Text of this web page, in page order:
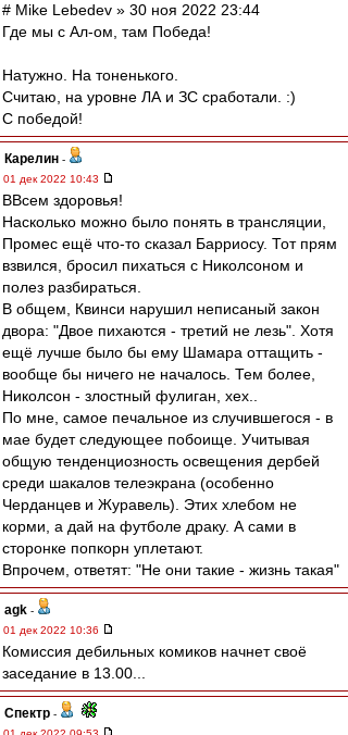
# Mike Lebedev » 30 ноя 2022 23:44
Где мы с Ал-ом, там Победа!
Натужно. На тоненького.
Считаю, на уровне ЛА и ЗС сработали. :)
С победой!
Карелин -
01 дек 2022 10:43
ВВсем здоровья!
Насколько можно было понять в трансляции,
Промес ещё что-то сказал Барриосу. Тот прям
взвился, бросил пихаться с Николсоном и
полез разбираться.
В общем, Квинси нарушил неписаный закон
двора: "Двое пихаются - третий не лезь". Хотя
ещё лучше было бы ему Шамара оттащить -
вообще бы ничего не началось. Тем более,
Николсон - злостный фулиган, хех..
По мне, самое печальное из случившегося - в
мае будет следующее побоище. Учитывая
общую тенденциозность освещения дербей
среди шакалов телеэкрана (особенно
Черданцев и Журавель). Этих хлебом не
корми, а дай на футболе драку. А сами в
сторонке попкорн уплетают.
Впрочем, ответят: "Не они такие - жизнь такая"
agk -
01 дек 2022 10:36
Комиссия дебильных комиков начнет своё
заседание в 13.00...
Спектр -